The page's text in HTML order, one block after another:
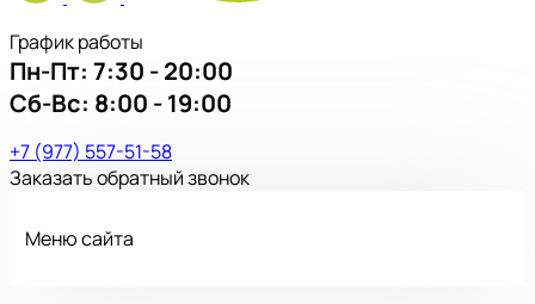
График работы
Пн-Пт: 7:30 - 20:00
Сб-Вс: 8:00 - 19:00
+7 (977) 557-51-58
Заказать обратный звонок
Меню сайта